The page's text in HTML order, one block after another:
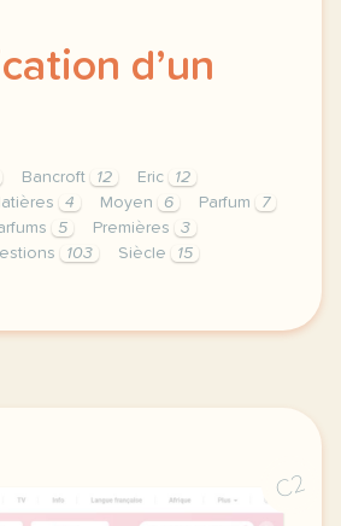
d’un
Bancroft 12 Eric
12
4 Moyen 6 Parfum
7
5 Premières
3
103 Siècle
15
duree 120 minutes 2 h
C2